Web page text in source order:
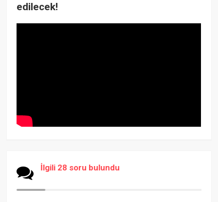
edilecek!
İlgili 28 soru bulundu